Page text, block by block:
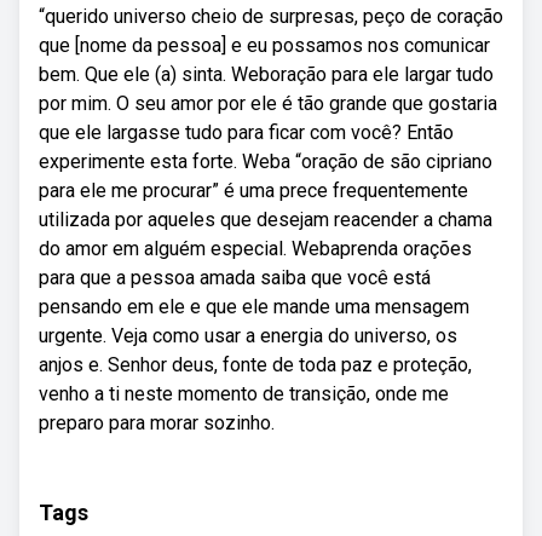
“querido universo cheio de surpresas, peço de coração
que [nome da pessoa] e eu possamos nos comunicar
bem. Que ele (a) sinta. Weboração para ele largar tudo
por mim. O seu amor por ele é tão grande que gostaria
que ele largasse tudo para ficar com você? Então
experimente esta forte. Weba “oração de são cipriano
para ele me procurar” é uma prece frequentemente
utilizada por aqueles que desejam reacender a chama
do amor em alguém especial. Webaprenda orações
para que a pessoa amada saiba que você está
pensando em ele e que ele mande uma mensagem
urgente. Veja como usar a energia do universo, os
anjos e. Senhor deus, fonte de toda paz e proteção,
venho a ti neste momento de transição, onde me
preparo para morar sozinho.
Tags